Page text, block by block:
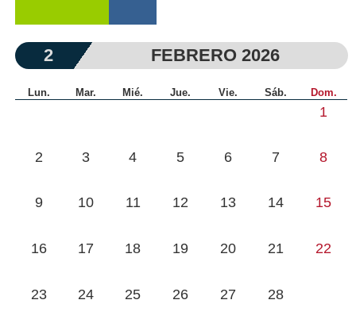
2 FEBRERO 2026
Lun. Mar. Mié. Jue. Vie. Sáb. Dom.
1
2 3 4 5 6 7 8
9 10 11 12 13 14 15
16 17 18 19 20 21 22
23 24 25 26 27 28